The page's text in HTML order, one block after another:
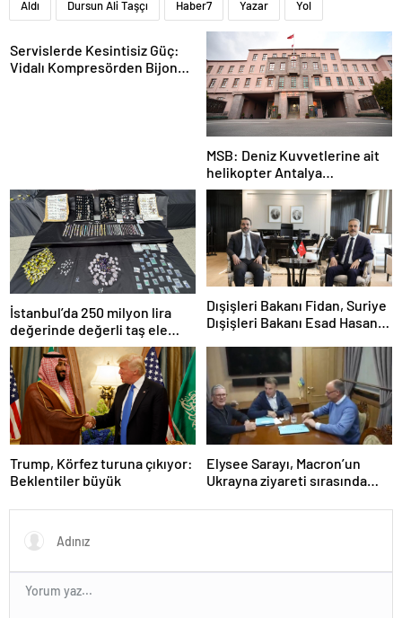
Aldı Dursun Ali Taşçı Haber7 Yazar Yol
Servislerde Kesintisiz Güç:
Vidalı Kompresörden Bijon
MSB: Deniz Kuvvetlerine ait
helikopter Antalya
açıklarında acil iniş yaptı
İstanbul’da 250 milyon lira
değerinde değerli taş ele
geçirildi
Dışişleri Bakanı Fidan, Suriye
Dışişleri Bakanı Esad Hasan
Trump, Körfez turuna çıkıyor:
Beklentiler büyük
Elysee Sarayı, Macron’un
Ukrayna ziyareti sırasında
iddiasını yalanladı